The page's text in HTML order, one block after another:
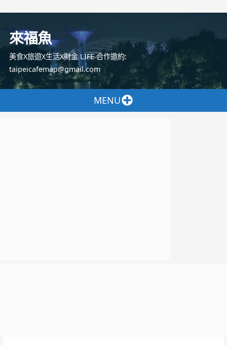
容
來福魚
美食X旅遊X生活X財金 LIFE 合作邀約:
taipeicafemap@gmail.com
MENU